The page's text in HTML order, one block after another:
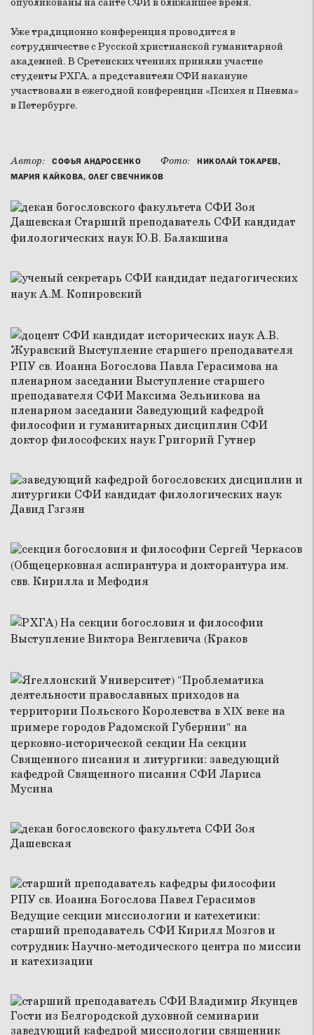
опубликованы на сайте СФИ в ближайшее время.
Уже традиционно конференция проводится в
сотрудничестве с Русской христианской гуманитарной
академией. В Сретенских чтениях приняли участие
студенты РХГА, а представители СФИ накануне
участвовали в ежегодной конференции «Психея и Пневма»
в Петербурге.
Автор: СОФЬЯ АНДРОСЕНКО Фото:
НИКОЛАЙ ТОКАРЕВ,
МАРИЯ КАЙКОВА, ОЛЕГ СВЕЧНИКОВ